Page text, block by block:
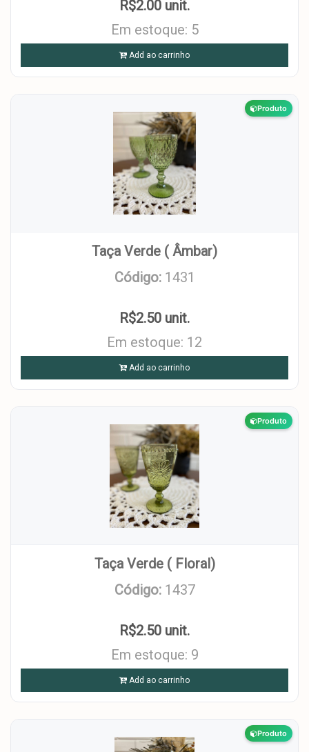
R$2.00 unit.
Em estoque: 5
Add ao carrinho
Produto
Taça Verde ( Âmbar)
Código: 1431
R$2.50 unit.
Em estoque: 12
Add ao carrinho
Produto
Taça Verde ( Floral)
Código: 1437
R$2.50 unit.
Em estoque: 9
Add ao carrinho
Produto